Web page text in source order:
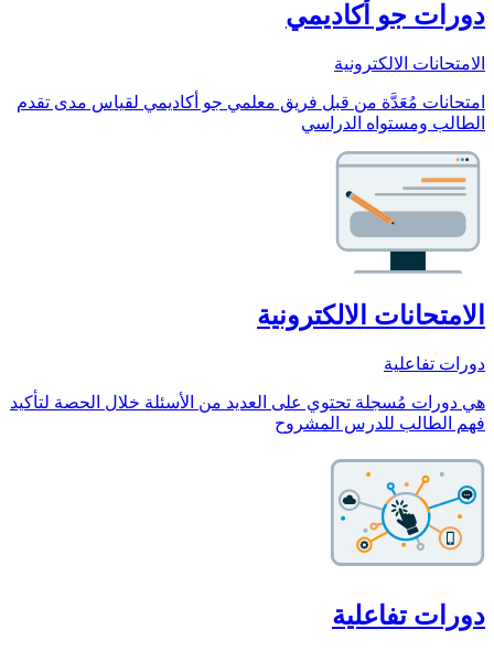
دورات جو أكاديمي
الامتحانات الالكترونية
امتحانات مُعَدَّة من قبل فريق معلمي جو أكاديمي لقياس مدى تقدم
الطالب ومستواه الدراسي
الامتحانات الالكترونية
دورات تفاعلية
هي دورات مُسجلة تحتوي على العديد من الأسئلة خلال الحصة لتأكيد
فهم الطالب للدرس المشروح
دورات تفاعلية